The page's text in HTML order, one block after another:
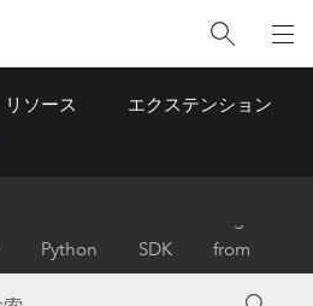
リソース エクステンション
Python SDK
from
ArcMap